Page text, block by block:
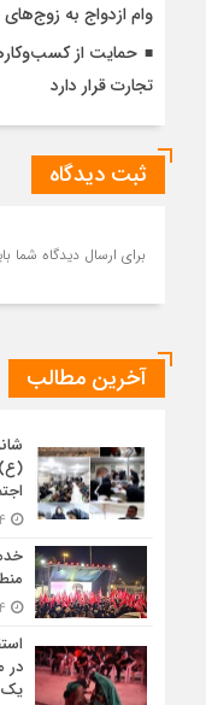
وام ازدواج به
حمایت از
تجارت قرار دارد
ثبت دیدگاه
برای ارسال دیدگاه شما
آخرین مطالب
(ع)
منطقه ۴
در
یک